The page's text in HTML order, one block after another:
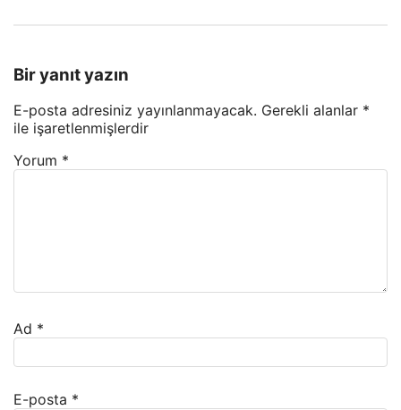
Bir yanıt yazın
E-posta adresiniz yayınlanmayacak. Gerekli alanlar *
ile işaretlenmişlerdir
Yorum *
Ad *
E-posta *